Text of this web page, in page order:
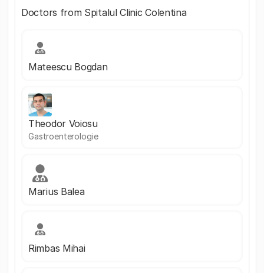
Doctors from Spitalul Clinic Colentina
Mateescu Bogdan
Theodor Voiosu
Gastroenterologie
Marius Balea
Rimbas Mihai